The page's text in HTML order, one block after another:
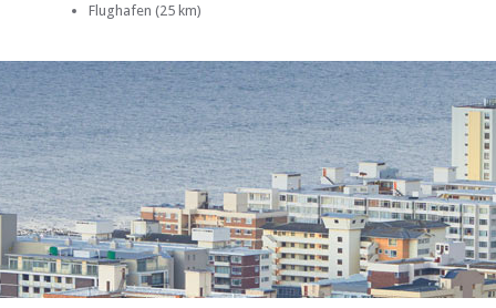
Flughafen (25 km)